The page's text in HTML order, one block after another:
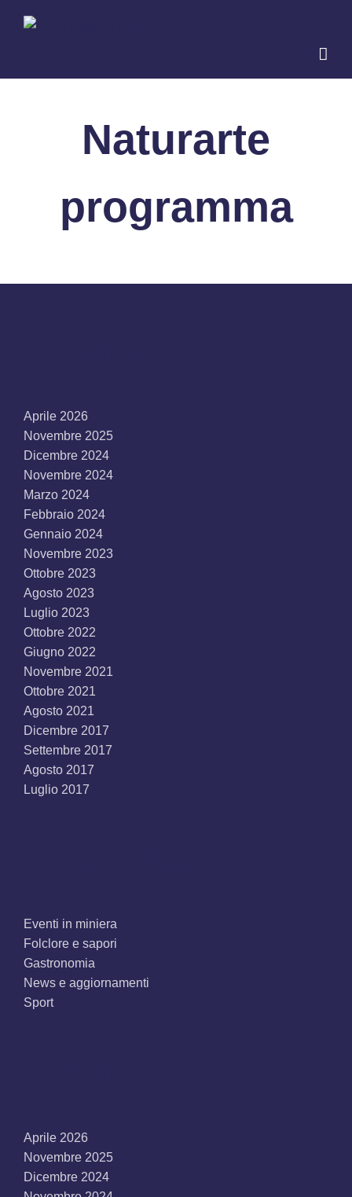
Naturarte
programma
Aprile 2026
Novembre 2025
Dicembre 2024
Novembre 2024
Marzo 2024
Febbraio 2024
Gennaio 2024
Novembre 2023
Ottobre 2023
Agosto 2023
Luglio 2023
Ottobre 2022
Giugno 2022
Novembre 2021
Ottobre 2021
Agosto 2021
Dicembre 2017
Settembre 2017
Agosto 2017
Luglio 2017
Eventi in miniera
Folclore e sapori
Gastronomia
News e aggiornamenti
Sport
Aprile 2026
Novembre 2025
Dicembre 2024